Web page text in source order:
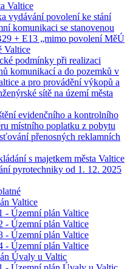
Valtice
vydávání povolení ke stání
komunikaci se stanovenou
+ E13 „mimo povolení MěÚ
Valtice
podmínky při realizaci
komunikací a do pozemků v
a pro provádění výkopů a
sítě na území města
evidenčního a kontrolního
místního poplatku z pobytu
přenosných reklamních
s majetkem města Valtice
pyrotechniky od 1. 12. 2025
Valtice
- Územní plán Valtice
- Územní plán Valtice
- Územní plán Valtice
- Územní plán Valtice
Úvaly u Valtic